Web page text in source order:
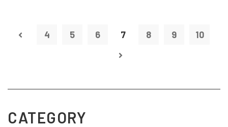
4 5 6 7 8 9 10
CATEGORY